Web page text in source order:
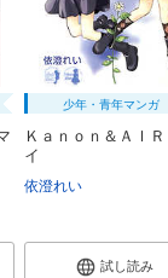
Na-Ga（Key）
少年・青年マンガ
Ｋａｎｏｎ＆ＡＩ
イ
依澄れい
試し読み